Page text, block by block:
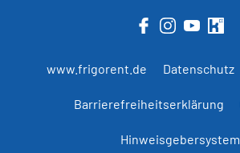
www.frigorent.de Datenschutz
Barrierefreiheitserklärung
Hinweisgebersystem